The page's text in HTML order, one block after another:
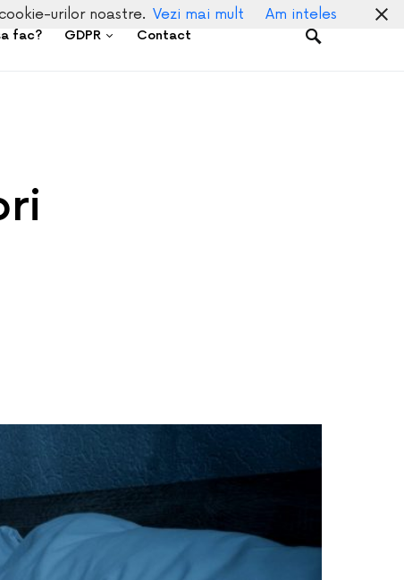
fac? GDPR Contact
urilor noastre. Vezi mai mult Am inteles